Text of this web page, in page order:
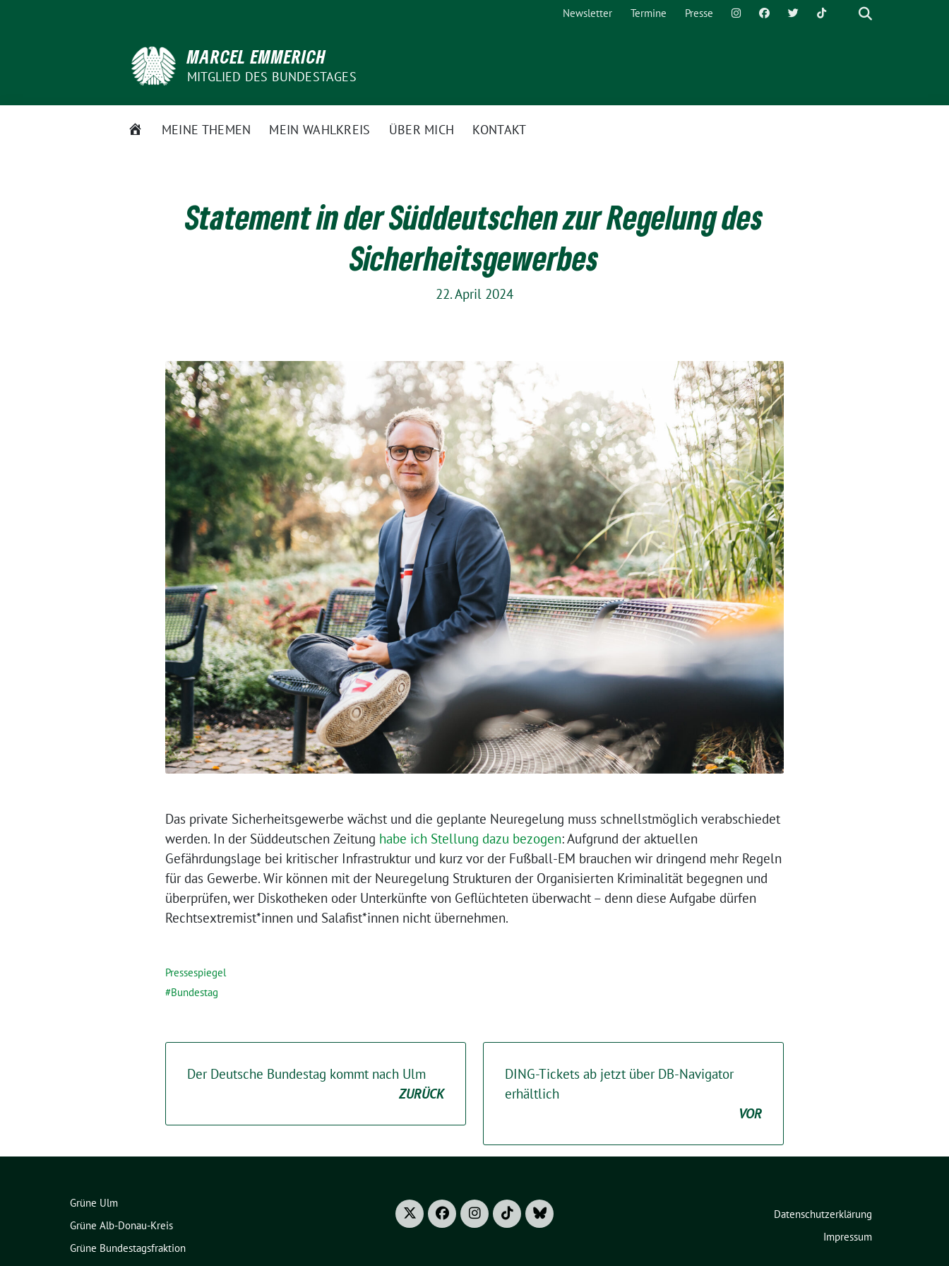
Newsletter Termine Presse
MARCEL EMMERICH
MITGLIED DES BUNDESTAGES
STARTSEITE
MEINE THEMEN MEIN WAHLKREIS ÜBER MICH KONTAKT
Statement in der Süddeutschen zur Regelung des
Sicherheitsgewerbes
22. April 2024
Das private Sicherheitsgewerbe wächst und die geplante Neuregelung muss schnellstmöglich verabschiedet
werden. In der Süddeutschen Zeitung habe ich Stellung dazu bezogen: Aufgrund der aktuellen
Gefährdungslage bei kritischer Infrastruktur und kurz vor der Fußball-EM brauchen wir dringend mehr Regeln
für das Gewerbe. Wir können mit der Neuregelung Strukturen der Organisierten Kriminalität begegnen und
überprüfen, wer Diskotheken oder Unterkünfte von Geflüchteten überwacht – denn diese Aufgabe dürfen
Rechtsextremist*innen und Salafist*innen nicht übernehmen.
Pressespiegel
Bundestag
Der Deutsche Bundestag kommt nach Ulm
ZURÜCK
DING-Tickets ab jetzt über DB-Navigator
erhältlich
VOR
Grüne Ulm
Grüne Alb-Donau-Kreis
Grüne Bundestagsfraktion
Datenschutzerklärung
Impressum